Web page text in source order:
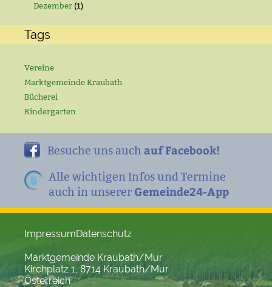
Dezember (1)
Tags
Vereine
Marktgemeinde Kraubath
Bücherei
Kindergarten
Besuche uns auch auf Facebook!
Alle wichtigen Infos und Termine
auch in unserer Gemeinde24-App
ImpressumDatenschutz
Marktgemeinde Kraubath/Mur
Kirchplatz 1, 8714 Kraubath/Mur
Österreich